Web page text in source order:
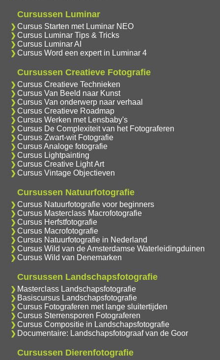
Cursussen Luminar
Cursus Starten met Luminar NEO
Cursus Luminar Tips & Tricks
Cursus Luminar AI
Cursus Word een expert in Luminar 4
Cursussen Creatieve Fotografie
Cursus Creatieve Technieken
Cursus Van Beeld naar Kunst
Cursus Van onderwerp naar verhaal
Cursus Creatieve Roadmap
Cursus Werken met Lensbaby's
Cursus De Complexiteit van het Fotograferen
Cursus Zwart-wit Fotografie
Cursus Analoge fotografie
Cursus Lightpainting
Cursus Creative Light Art
Cursus Vintage Objectieven
Cursussen Natuurfotografie
Cursus Natuurfotografie voor beginners
Cursus Masterclass Macrofotografie
Cursus Herfstfotografie
Cursus Macrofotografie
Cursus Natuurfotografie in Nederland
Cursus Wild van de Amsterdamse Waterleidingduinen
Cursus Wild van Denemarken
Cursussen Landschapsfotografie
Masterclass Landschapsfotografie
Basiscursus Landschapsfotografie
Cursus Fotograferen met lange sluitertijden
Cursus Sterrensporen Fotograferen
Cursus Compositie in Landschapsfotografie
Documentaire: Landschapsfotograaf van de Goor
Cursussen Dierenfotografie